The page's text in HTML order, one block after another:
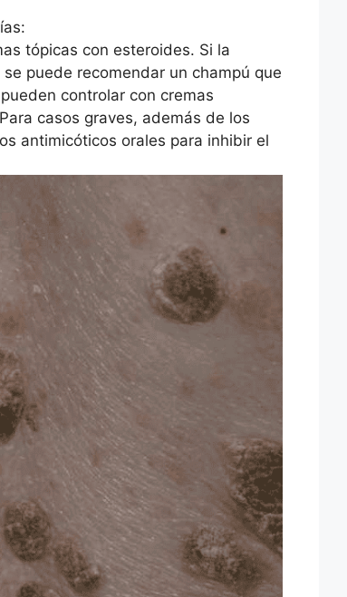
tópicas con esteroides. Si la
puede recomendar un champú que
controlar con cremas
casos graves, además de los
antimicóticos orales para inhibir el